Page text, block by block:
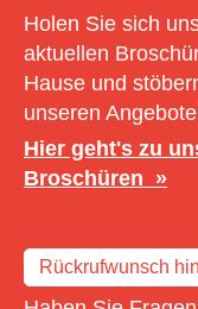
Holen Sie sich
aktuellen
Hause und
unseren
Hier geht's zu
Broschüren
Rückrufwunsch